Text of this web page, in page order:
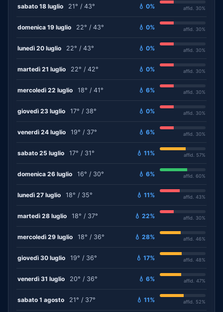
sabato 18 luglio 21° / 43° 💧 0% affid. 30%
domenica 19 luglio 22° / 43° 💧 0% affid. 30%
lunedì 20 luglio 22° / 43° 💧 0% affid. 30%
martedì 21 luglio 22° / 42° 💧 0% affid. 30%
mercoledì 22 luglio 18° / 41° 💧 6% affid. 30%
giovedì 23 luglio 17° / 38° 💧 0% affid. 30%
venerdì 24 luglio 19° / 37° 💧 6% affid. 30%
sabato 25 luglio 17° / 31° 💧 11% affid. 57%
domenica 26 luglio 16° / 30° 💧 6% affid. 60%
lunedì 27 luglio 18° / 35° 💧 11% affid. 43%
martedì 28 luglio 18° / 37° 💧 22% affid. 30%
mercoledì 29 luglio 18° / 36° 💧 28% affid. 46%
giovedì 30 luglio 19° / 36° 💧 17% affid. 48%
venerdì 31 luglio 20° / 36° 💧 6% affid. 47%
sabato 1 agosto 21° / 37° 💧 11% affid. 52%